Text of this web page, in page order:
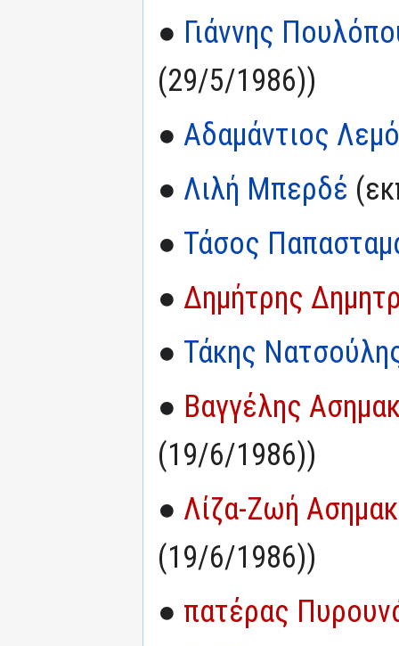
● Γιάννης
(29/5/1986))
● Αδαμάντιος
● Λιλή Μπερδέ
● Τάσος
● Δημήτρης
● Τάκης
● Βαγγέλης
(19/6/1986))
● Λίζα-Ζωή
(19/6/1986))
● πατέρας